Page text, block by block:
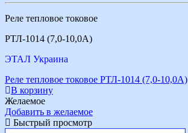
Реле тепловое токовое
РТЛ-1014 (7,0-10,0А)
ЭТАЛ Украина
Реле тепловое токовое РТЛ-1014 (7,0-10,0А)
В корзину
Желаемое
Добавить в желаемое
Быстрый просмотр